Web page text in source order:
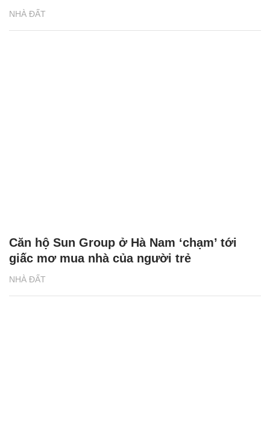
NHÀ ĐẤT
NHÀ ĐẤT
Căn hộ Sun Group ở Hà Nam ‘chạm’ tới
giấc mơ mua nhà của người trẻ